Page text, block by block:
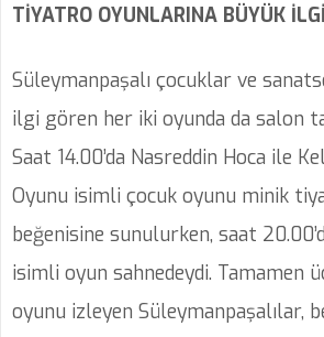
TİYATRO OYUNLARINA BÜYÜK İLGİ
Süleymanpaşalı çocuklar ve
ilgi gören her iki oyunda da salon
Saat 14.00’da Nasreddin Hoca ile
Oyunu isimli çocuk oyunu minik
beğenisine sunulurken, saat
isimli oyun sahnedeydi. Tamamen
oyunu izleyen Süleymanpaşalılar,